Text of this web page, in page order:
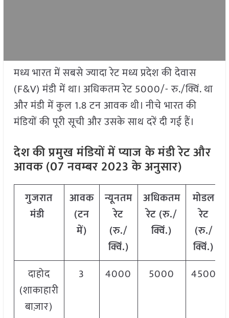
मध्य भारत में सबसे ज्यादा रेट मध्य प्रदेश की देवास
(F&V) मंडी में था। अधिकतम रेट 5000/- रु./क्विं. था
और मंडी में कुल 1.8 टन आवक थी। नीचे भारत की
मंडियों की पूरी सूची और उसके साथ दरें दी गई हैं।
देश की प्रमुख मंडियों में प्याजके मंडी रेट और
आवक (07 नवम्बर 2023 के अनुसार)
गुजरात
मंडी
आवक
(टन
में)
न्यूनतम
रेट
(रु./
क्विं.)
अधिकतम
रेट (रु./
क्विं.)
मोडल
रेट
(रु./
क्विं.)
दाहोद
(शाकाहारी
बाज़ार)
3 4000 5000 4500